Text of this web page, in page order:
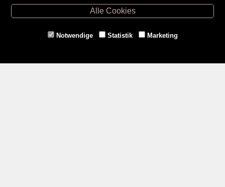
Hollabrunn -02952/30057
Eggenburg -02984/3836
Gmünd -
Alle Cookies
Notwendige Statistik Marketing